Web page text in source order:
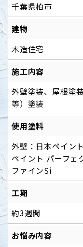
千葉県柏市
建物
木造住宅
施工内容
外壁塗装、屋根塗
等）塗装
使用塗料
外壁：日本ペイン
ペイント パーフェ
ファインSi
工期
約3週間
お悩み内容